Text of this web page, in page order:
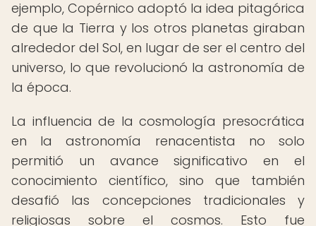
ejemplo, Copérnico adoptó la idea pitagórica
de que la Tierra y los otros planetas giraban
alrededor del Sol, en lugar de ser el centro del
universo, lo que revolucionó la astronomía de
la época.
La influencia de la cosmología presocrática
en la astronomía renacentista no solo
permitió un avance significativo en el
conocimiento científico, sino que también
desafió las concepciones tradicionales y
religiosas sobre el cosmos. Esto fue